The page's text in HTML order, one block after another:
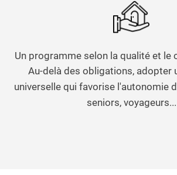
Un programme selon la qualité et le
Au-delà des obligations, adopter
universelle qui favorise l'autonomie
seniors, voyageurs...